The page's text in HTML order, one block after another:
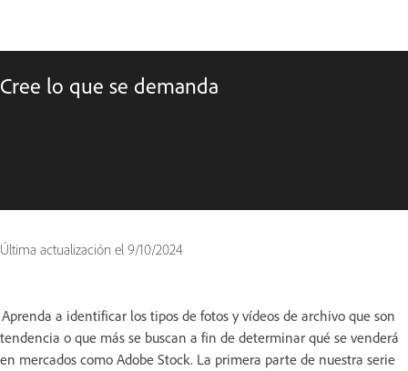
Cree lo que se demanda
Última actualización el 9/10/2024
Aprenda a identificar los tipos de fotos y vídeos de archivo que son
tendencia o que más se buscan a fin de determinar qué se venderá
en mercados como Adobe Stock. La primera parte de nuestra serie